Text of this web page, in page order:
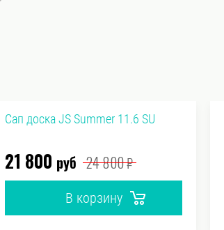
Сап доска JS Summer 11.6 SU
21 800 руб 24 800₽
В корзину